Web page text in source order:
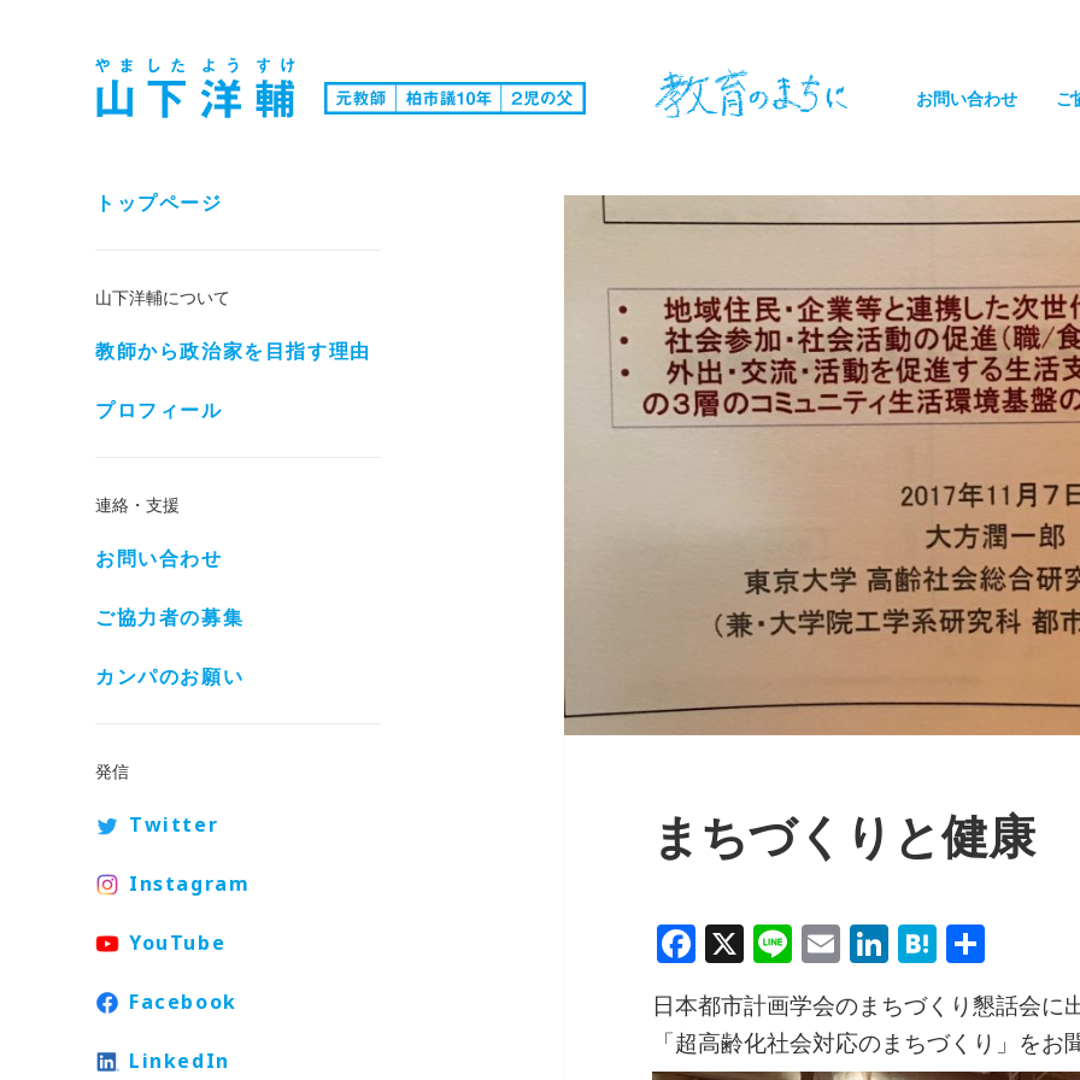
お問い合わせ ご
トップページ
山下洋輔について
教師から政治家を目指す理由
プロフィール
連絡・支援
お問い合わせ
ご協力者の募集
カンパのお願い
発信
Twitter
Instagram
YouTube
Facebook
LinkedIn
まちづくりと健康
F
a
c
e
X Li
n
e
E
ai
l
Li
k
e
H
e
n
共
有
日本都市計画学会のまちづくり懇話会に
「超高齢化社会対応のまちづくり」をお